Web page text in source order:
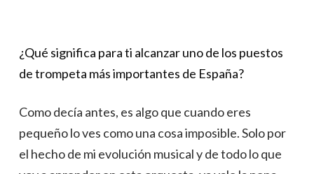
¿Qué significa para ti alcanzar uno de los puestos
de trompeta más importantes de España?
Como decía antes, es algo que cuando eres
pequeño lo ves como una cosa imposible. Solo por
el hecho de mi evolución musical y de todo lo que